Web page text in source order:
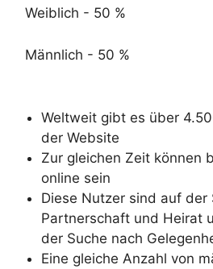
Weiblich - 50 %
Männlich - 50 %
Weltweit gibt es über
der Website
Zur gleichen Zeit können
online sein
Diese Nutzer sind auf der
Partnerschaft und Heirat
der Suche nach
Eine gleiche Anzahl von